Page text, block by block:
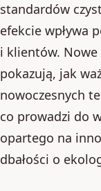
standardów
efekcie wpływa
i klientów.
pokazują, jak
nowoczesnych
co prowadzi do
opartego na
dbałości o